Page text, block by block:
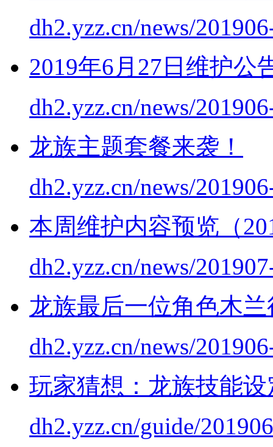
dh2.yzz.cn/news/
2019年6月27日维护公
dh2.yzz.cn/news/
龙族主题套餐来袭！
dh2.yzz.cn/news/
本周维护内容预览（
dh2.yzz.cn/news/
龙族最后一位角色木
dh2.yzz.cn/news/
玩家猜想：龙族技能设
dh2.yzz.cn/guide/